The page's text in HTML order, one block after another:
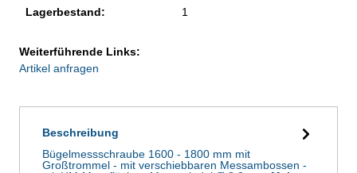
Lagerbestand: 1
Weiterführende Links:
Artikel anfragen
Beschreibung
Bügelmessschraube 1600 - 1800 mm mit
Großtrommel - mit verschiebbaren Messambossen -